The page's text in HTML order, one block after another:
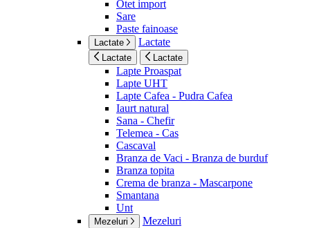
Otet import
Sare
Paste fainoase
Lactate Lactate
Lactate Lactate
Lapte Proaspat
Lapte UHT
Lapte Cafea - Pudra Cafea
Iaurt natural
Sana - Chefir
Telemea - Cas
Cascaval
Branza de Vaci - Branza de burduf
Branza topita
Crema de branza - Mascarpone
Smantana
Unt
Mezeluri Mezeluri